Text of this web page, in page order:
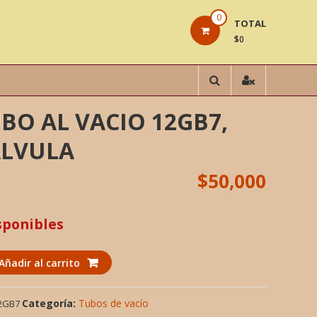
0 TOTAL
$0
AL VACIO 12GB7,
$50,000
al carrito
Categoría: Tubos de vacío